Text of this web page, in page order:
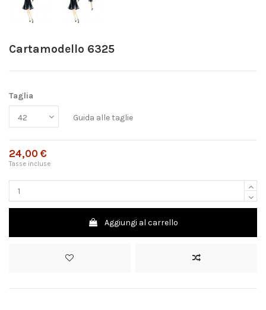
Cartamodello 6325
Taglia
Guida alle taglie
24,00 €
Tasse incluse
Aggiungi al carrello